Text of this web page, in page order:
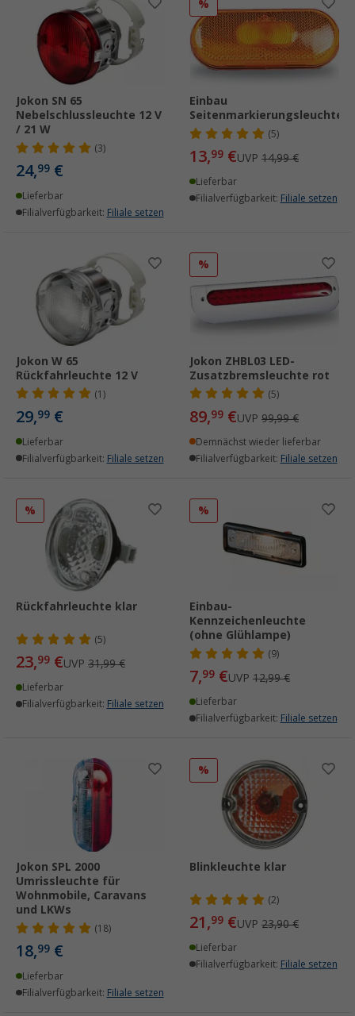
Jokon SN 65
Nebelschlussleuchte 12 V
/ 21 W
(3)
24,99 €
Lieferbar
Filialverfügbarkeit: Filiale setzen
%
Einbau
Seitenmarkierungsleuchte
(5)
13,99 €UVP 14,99 €
Lieferbar
Filialverfügbarkeit: Filiale setzen
Jokon W 65
Rückfahrleuchte 12 V
(1)
29,99 €
Lieferbar
Filialverfügbarkeit: Filiale setzen
%
Jokon ZHBL03 LED-
Zusatzbremsleuchte rot
(5)
89,99 €UVP 99,99 €
Demnächst wieder lieferbar
Filialverfügbarkeit: Filiale setzen
%
Rückfahrleuchte klar
(5)
23,99 €UVP 31,99 €
Lieferbar
Filialverfügbarkeit: Filiale setzen
%
Einbau-
Kennzeichenleuchte
(ohne Glühlampe)
(9)
7,99 €UVP 12,99 €
Lieferbar
Filialverfügbarkeit: Filiale setzen
Jokon SPL 2000
Umrissleuchte für
Wohnmobile, Caravans
und LKWs
(18)
18,99 €
Lieferbar
Filialverfügbarkeit: Filiale setzen
%
Blinkleuchte klar
(2)
21,99 €UVP 23,90 €
Lieferbar
Filialverfügbarkeit: Filiale setzen